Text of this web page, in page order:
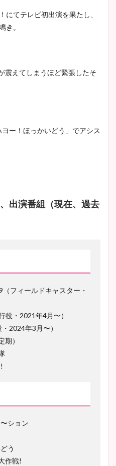
にてテレビ初出演を果たし、
き。
震えてしまうほど緊張したそ
ー！ほっかいどう」でアシス
出演番組（現在、過去
フィールドキャスター・
役・2021年4月〜）
2024年3月〜）
）
ション
う
作戦!